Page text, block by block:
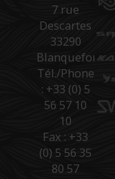
7 rue
Descartes
33290
Blanquefort
Tél./Phone
: +33 (0) 5
56 57 10
10
Fax : +33
(0) 5 56 35
80 57